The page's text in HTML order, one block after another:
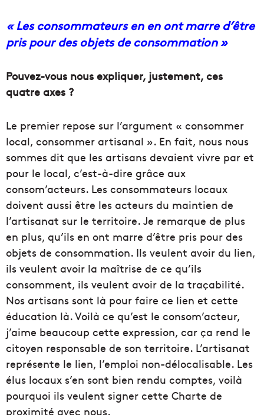
« Les consommateurs en en ont marre d’être
pris pour des objets de consommation »
Pouvez-vous nous expliquer, justement, ces
quatre axes ?
Le premier repose sur l’argument « consommer
local, consommer artisanal ». En fait, nous nous
sommes dit que les artisans devaient vivre par et
pour le local, c’est-à-dire grâce aux
consom’acteurs. Les consommateurs locaux
doivent aussi être les acteurs du maintien de
l’artisanat sur le territoire. Je remarque de plus
en plus, qu’ils en ont marre d’être pris pour des
objets de consommation. Ils veulent avoir du lien,
ils veulent avoir la maîtrise de ce qu’ils
consomment, ils veulent avoir de la traçabilité.
Nos artisans sont là pour faire ce lien et cette
éducation là. Voilà ce qu’est le consom’acteur,
j’aime beaucoup cette expression, car ça rend le
citoyen responsable de son territoire. L’artisanat
représente le lien, l’emploi non-délocalisable. Les
élus locaux s’en sont bien rendu comptes, voilà
pourquoi ils veulent signer cette Charte de
proximité avec nous.